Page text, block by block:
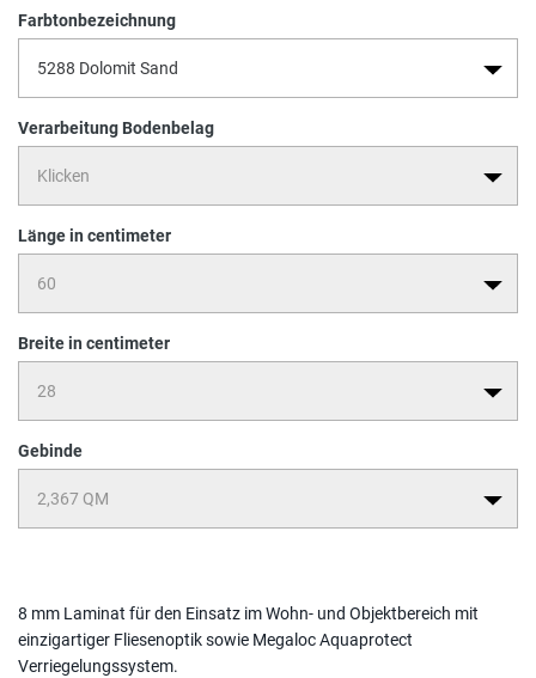
8 mm Laminat für den Einsatz im Wohn- und Objektbereich mit
einzigartiger Fliesenoptik sowie Megaloc Aquaprotect
Verriegelungssystem.
Farbtonbezeichnung
Verarbeitung Bodenbelag
Länge in centimeter
Breite in centimeter
Gebinde